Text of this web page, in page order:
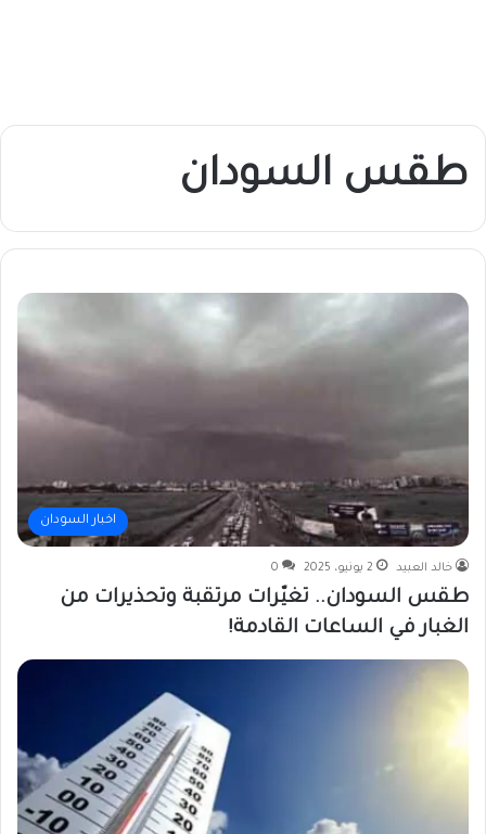
طقس السودان
اخبار السودان
خالد العبيد 2 يونيو، 2025 0
طقس السودان.. تغيّرات مرتقبة وتحذيرات من
الغبار في الساعات القادمة!